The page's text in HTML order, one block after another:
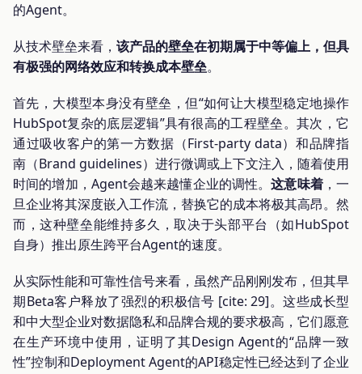
的Agent。
从技术壁垒来看， 该产品的壁垒在初期属于中等偏上，但具
有极强的网络效应和转换成本壁垒。
首先，大模型本身没有壁垒，但“如何让大模型稳定地操作
HubSpot复杂的底层逻辑”具有很高的工程壁垒。其次，它
通过吸收客户的第一方数据（First-party data）和品牌指
南（Brand guidelines）进行微调或上下文注入，随着使用
时间的增加，Agent会越来越懂企业的调性。这意味着，一
旦企业将其深度嵌入工作流，替换它的成本将极其高昂。然
而，这种壁垒能维持多久，取决于头部平台（如HubSpot
自身）推出原生跨平台Agent的速度。
从实际性能和可靠性信号来看，虽然产品刚刚发布，但其早
期Beta客户释放了强烈的积极信号 [cite: 29]。这些成长型
和中大型企业对数据隐私和品牌合规的要求极高，它们愿意
在生产环境中使用，证明了其Design Agent的“品牌一致
性”控制和Deployment Agent的API稳定性已经达到了企业